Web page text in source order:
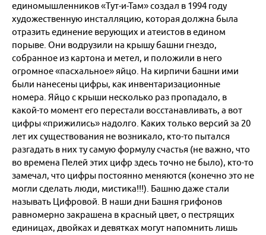
единомышленников «Тут-и-Там» создал в 1994 году
художественную инсталляцию, которая должна была
отразить единение верующих и атеистов в едином
порыве. Они водрузили на крышу башни гнездо,
собранное из картона и метел, и положили в него
огромное «пасхальное» яйцо. На кирпичи башни ими
были нанесены цифры, как инвентаризационные
номера. Яйцо с крыши несколько раз пропадало, в
какой-то момент его перестали восстанавливать, а вот
цифры «прижились» надолго. Каких только версий за 20
лет их существования не возникало, кто-то пытался
разгадать в них ту самую формулу счастья (не важно, что
во времена Пелей этих цифр здесь точно не было), кто-то
замечал, что цифры постоянно меняются (конечно это не
могли сделать люди, мистика!!!). Башню даже стали
называть Цифровой. В наши дни Башня грифонов
равномерно закрашена в красный цвет, о пестрящих
единицах, двойках и девятках могут напомнить лишь
Для турагентств: